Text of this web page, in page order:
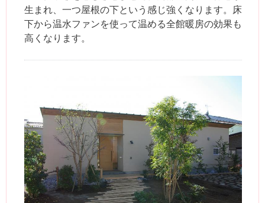
生まれ、一つ屋根の下という感じ強くなります。床
下から温水ファンを使って温める全館暖房の効果も
高くなります。